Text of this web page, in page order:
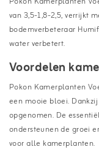
van 3,5-1,8-2,5, verrijkt
bodemverbeteraar
water verbetert.
Voordelen
Pokon Kamerplanten
een mooie bloei.
opgenomen. De
ondersteunen de groei
voor alle kamerplanten.